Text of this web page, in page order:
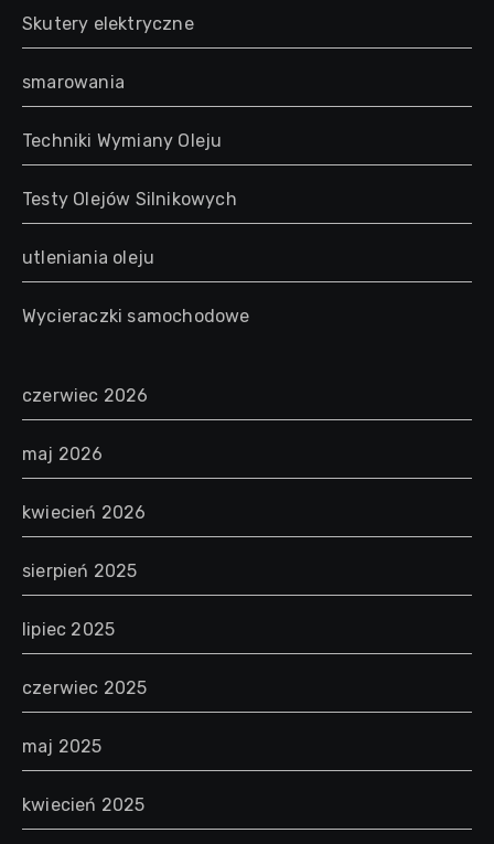
Skutery elektryczne
smarowania
Techniki Wymiany Oleju
Testy Olejów Silnikowych
utleniania oleju
Wycieraczki samochodowe
czerwiec 2026
maj 2026
kwiecień 2026
sierpień 2025
lipiec 2025
czerwiec 2025
maj 2025
kwiecień 2025